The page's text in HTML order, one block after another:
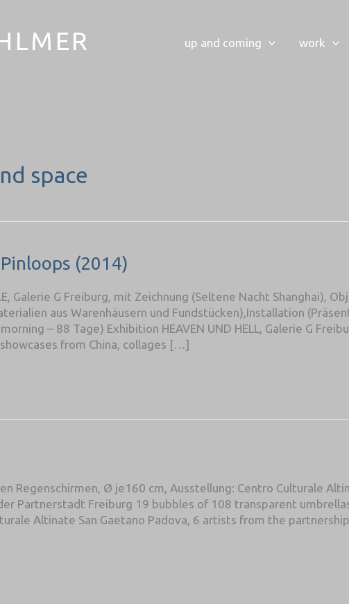
up and coming work
space
(2014)
Galerie G Freiburg, mit Zeichnung (Seltene Nacht Shanghai),
aus Warenhäusern und Fundstücken),Installation
– 88 Tage) Exhibition HEAVEN UND HELL, Galerie G
from China, collages […]
Regenschirmen, Ø je160 cm, Ausstellung: Centro Culturale
Partnerstadt Freiburg 19 bubbles of 108 transparent
Altinate San Gaetano Padova, 6 artists from the